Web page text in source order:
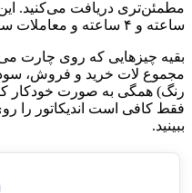
ساعته و ۴ ساعته و معاملات سوئینگ مناسبتر است.
بقیه چیزهایی که روی چارت
مجموع لات خرید و فروش،
رنگ) همگی به صورت خودکار
فقط کافی است اندیکاتور را
ببینید.